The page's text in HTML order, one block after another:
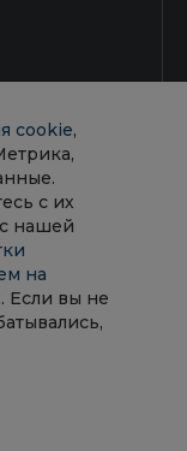
данных
cookie,
с их
нашей
на
. Если вы не